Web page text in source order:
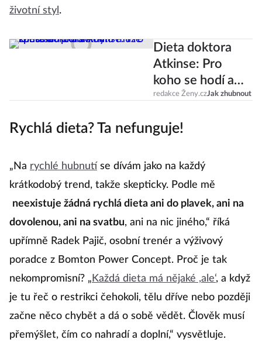
životní styl .
Dieta doktora
Atkinse: Pro
koho se hodí a
komu může
problémy?
redakce Ženy.czJak zhubnout
Rychlá dieta? Ta nefunguje!
„Na rychlé hubnutí se dívám jako na každý
krátkodobý trend, takže skepticky. Podle mě
neexistuje žádná rychlá dieta ani do plavek, ani na
dovolenou, ani na svatbu, ani na nic jiného,“ říká
upřímně Radek Pajič, osobní trenér a výživový
poradce z Bomton Power Concept. Proč je tak
nekompromisní? „ Každá dieta má nějaké ,ale‘, a když
je tu řeč o restrikci čehokoli, tělu dříve nebo později
začne něco chybět a dá o sobě vědět. Člověk musí
přemýšlet, čím co nahradí a doplní,“ vysvětluje.